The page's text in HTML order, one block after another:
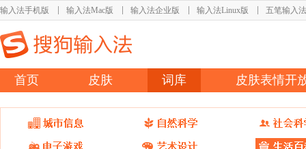
输入法手机版 输入法Mac版 输入法企业版 输入法Linux版 五笔输入法
首页 皮肤 词库 皮肤表情开